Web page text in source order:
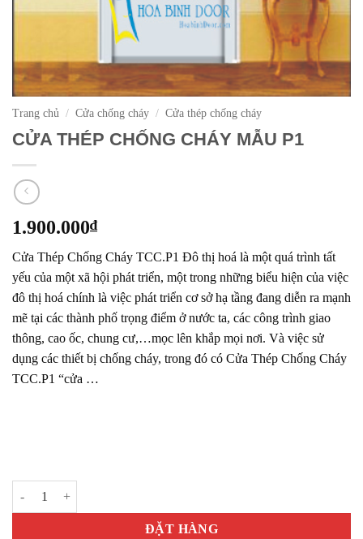
Trang chủ / Cửa chống cháy / Cửa thép chống cháy
CỬA THÉP CHỐNG CHÁY MẪU P1
1.900.000₫
Cửa Thép Chống Cháy TCC.P1 Đô thị hoá là một quá trình tất
yếu của một xã hội phát triển, một trong những biểu hiện của việc
đô thị hoá chính là việc phát triển cơ sở hạ tầng đang diễn ra mạnh
mẽ tại các thành phố trọng điểm ở nước ta, các công trình giao
thông, cao ốc, chung cư,…mọc lên khắp mọi nơi. Và việc sử
dụng các thiết bị chống cháy, trong đó có Cửa Thép Chống Cháy
TCC.P1 “cửa …
ĐẶT HÀNG